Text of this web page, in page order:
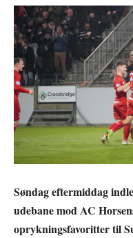
Søndag eftermiddag
udebane mod AC
oprykningsfavoritter til